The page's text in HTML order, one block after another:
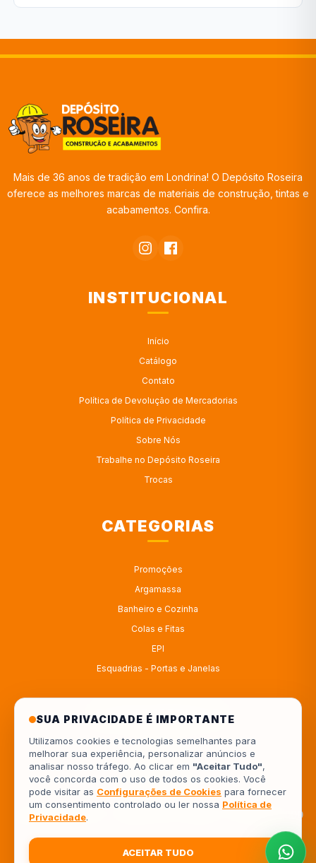
Mais de 36 anos de tradição em Londrina! O Depósito Roseira
oferece as melhores marcas de materiais de construção, tintas e
acabamentos. Confira.
INSTITUCIONAL
Início
Catálogo
Contato
Política de Devolução de Mercadorias
Política de Privacidade
Sobre Nós
Trabalhe no Depósito Roseira
Trocas
CATEGORIAS
Promoções
Argamassa
Banheiro e Cozinha
Colas e Fitas
EPI
Esquadrias - Portas e Janelas
ATENDIMENTO
4333414222
554333414222
Av. Europa, 962 - Jardim Piza, Londrina - PR, 86041-000
SUA PRIVACIDADE É IMPORTANTE
Utilizamos cookies e tecnologias semelhantes para
melhorar sua experiência, personalizar anúncios e
analisar nosso tráfego. Ao clicar em "Aceitar Tudo",
você concorda com o uso de todos os cookies. Você
pode visitar as Configurações de Cookies para fornecer
um consentimento controlado ou ler nossa Política de
Privacidade.
ACEITAR TUDO